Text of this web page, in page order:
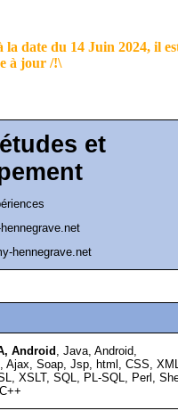
date du 14 Juin 2024, il
à jour /!\
et
hennegrave.net
Android ,Java, Android,
Ajax, Soap, Jsp, html, CSS,
XSLT, SQL, PL-SQL, Perl,